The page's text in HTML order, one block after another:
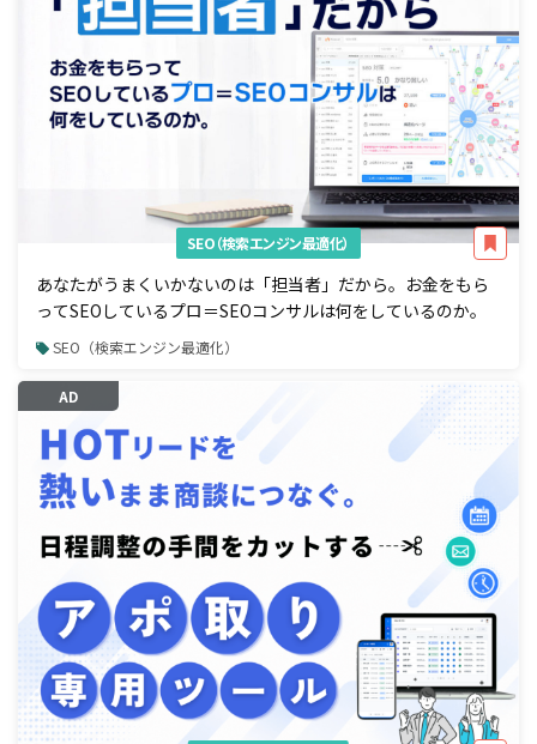
SEO（検索エンジン最適化）
あなたがうまくいかないのは「担当者」だから。お金をもら
ってSEOしているプロ＝SEOコンサルは何をしているのか。
SEO（検索エンジン最適化）
AD